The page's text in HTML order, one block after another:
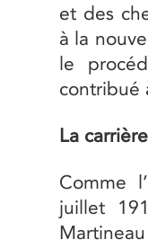
et des
à la
le
contribué
La
Comme
juillet